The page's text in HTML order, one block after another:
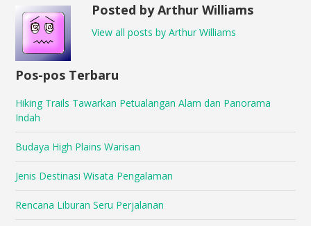
Posted by Arthur Williams
View all posts by Arthur Williams
Pos-pos Terbaru
Hiking Trails Tawarkan Petualangan Alam dan Panorama
Indah
Budaya High Plains Warisan
Jenis Destinasi Wisata Pengalaman
Rencana Liburan Seru Perjalanan